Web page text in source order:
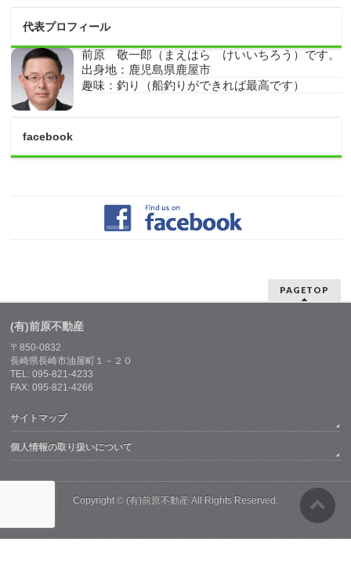
代表プロフィール
前原 敬一郎（まえはら けいいちろう）です。
出身地：鹿児島県鹿屋市
趣味：釣り（船釣りができれば最高です）
facebook
PAGETOP
(有)前原不動産
〒850-0832
長崎県長崎市油屋町１－２０
TEL: 095-821-4233
FAX: 095-821-4266
サイトマップ
個人情報の取り扱いについて
Copyright © (有)前原不動産All Rights Reserved.